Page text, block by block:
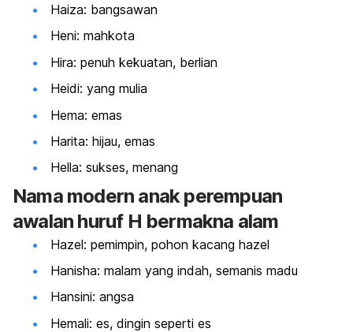
Haiza: bangsawan
Heni: mahkota
Hira: penuh kekuatan, berlian
Heidi: yang mulia
Hema: emas
Harita: hijau, emas
Hella: sukses, menang
Nama modern anak perempuan
awalan huruf H bermakna alam
Hazel: pemimpin, pohon kacang hazel
Hanisha: malam yang indah, semanis madu
Hansini: angsa
Hemali: es, dingin seperti es